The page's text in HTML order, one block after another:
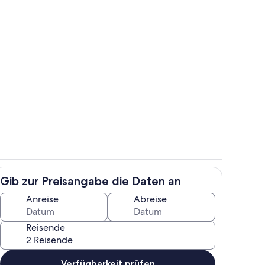
vom Wohnzimmer in die Küche Chalet Edelweiss Loft mit Schlaf- und
Gib zur Preisangabe die Daten an
Anreise Abreise
Reisende